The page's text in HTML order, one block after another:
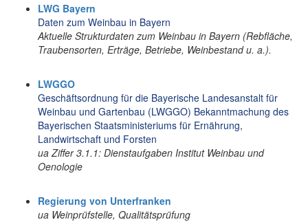
LWG Bayern
Daten zum Weinbau in Bayern
Aktuelle Strukturdaten zum Weinbau in Bayern (Rebfläche,
Traubensorten, Erträge, Betriebe, Weinbestand u. a.).
LWGGO
Geschäftsordnung für die Bayerische Landesanstalt für
Weinbau und Gartenbau (LWGGO) Bekanntmachung des
Bayerischen Staatsministeriums für Ernährung,
Landwirtschaft und Forsten
ua Ziffer 3.1.1: Dienstaufgaben Institut Weinbau und
Oenologie
Regierung von Unterfranken
ua Weinprüfstelle, Qualitätsprüfung